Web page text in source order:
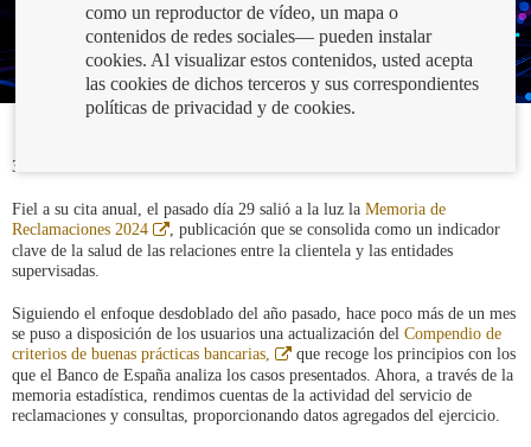
31/07/2025
Fiel a su cita anual, el pasado día 29 salió a la luz la Memoria de
Reclamaciones 2024
Abre
en
ventana
, publicación que se consolida como un indicador
clave de la salud de las relaciones entre la clientela y las entidades
supervisadas.
Siguiendo el enfoque desdoblado del año pasado, hace poco más de un mes
se puso a disposición de los usuarios una actualización del Compendio de
criterios de buenas prácticas bancarias,
Abre
en
ventana
nueva
que recoge los principios con los
que el Banco de España analiza los casos presentados. Ahora, a través de la
memoria estadística, rendimos cuentas de la actividad del servicio de
reclamaciones y consultas, proporcionando datos agregados del ejercicio.
como un reproductor de vídeo, un mapa o
contenidos de redes sociales— pueden instalar
cookies. Al visualizar estos contenidos, usted acepta
las cookies de dichos terceros y sus correspondientes
políticas de privacidad y de cookies.